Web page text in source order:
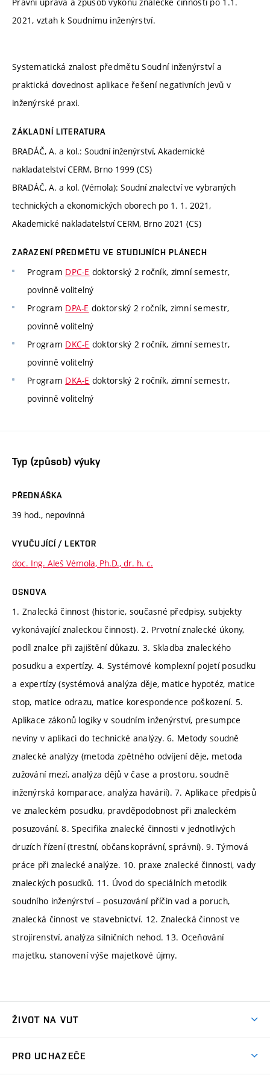
2021, vztah k Soudnímu inženýrství.
Systematická znalost předmětu Soudní inženýrství a
praktická dovednost aplikace řešení negativních jevů v
inženýrské praxi.
ZÁKLADNÍ LITERATURA
BRADÁČ, A. a kol.: Soudní inženýrství, Akademické
nakladatelství CERM, Brno 1999 (CS)
BRADÁČ, A. a kol. (Vémola): Soudní znalectví ve vybraných
technických a ekonomických oborech po 1. 1. 2021,
Akademické nakladatelství CERM, Brno 2021 (CS)
ZAŘAZENÍ PŘEDMĚTU VE STUDIJNÍCH PLÁNECH
Program DPC-E doktorský 2 ročník, zimní semestr,
povinně volitelný
Program DPA-E doktorský 2 ročník, zimní semestr,
povinně volitelný
Program DKC-E doktorský 2 ročník, zimní semestr,
povinně volitelný
Program DKA-E doktorský 2 ročník, zimní semestr,
povinně volitelný
Typ (způsob) výuky
PŘEDNÁŠKA
39 hod., nepovinná
VYUČUJÍCÍ / LEKTOR
doc. Ing. Aleš Vémola, Ph.D., dr. h. c.
OSNOVA
1. Znalecká činnost (historie, současné předpisy, subjekty
vykonávající znaleckou činnost). 2. Prvotní znalecké úkony,
podíl znalce při zajištění důkazu. 3. Skladba znaleckého
posudku a expertízy. 4. Systémové komplexní pojetí posudku
a expertízy (systémová analýza děje, matice hypotéz, matice
stop, matice odrazu, matice korespondence poškození. 5.
Aplikace zákonů logiky v soudním inženýrství, presumpce
neviny v aplikaci do technické analýzy. 6. Metody soudně
znalecké analýzy (metoda zpětného odvíjení děje, metoda
zužování mezí, analýza dějů v čase a prostoru, soudně
inženýrská komparace, analýza havárií). 7. Aplikace předpisů
ve znaleckém posudku, pravděpodobnost při znaleckém
posuzování. 8. Specifika znalecké činnosti v jednotlivých
druzích řízení (trestní, občanskoprávní, správní). 9. Týmová
práce při znalecké analýze. 10. praxe znalecké činnosti, vady
znaleckých posudků. 11. Úvod do speciálních metodik
soudního inženýrství – posuzování příčin vad a poruch,
znalecká činnost ve stavebnictví. 12. Znalecká činnost ve
strojírenství, analýza silničních nehod. 13. Oceňování
majetku, stanovení výše majetkové újmy.
ŽIVOT NA VUT
PRO UCHAZEČE